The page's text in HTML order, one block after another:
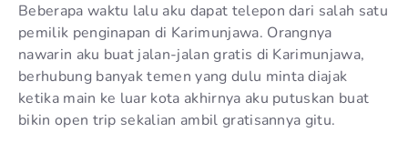
Beberapa waktu lalu aku dapat telepon dari salah satu
pemilik penginapan di Karimunjawa. Orangnya
nawarin aku buat jalan-jalan gratis di Karimunjawa,
berhubung banyak temen yang dulu minta diajak
ketika main ke luar kota akhirnya aku putuskan buat
bikin open trip sekalian ambil gratisannya gitu.